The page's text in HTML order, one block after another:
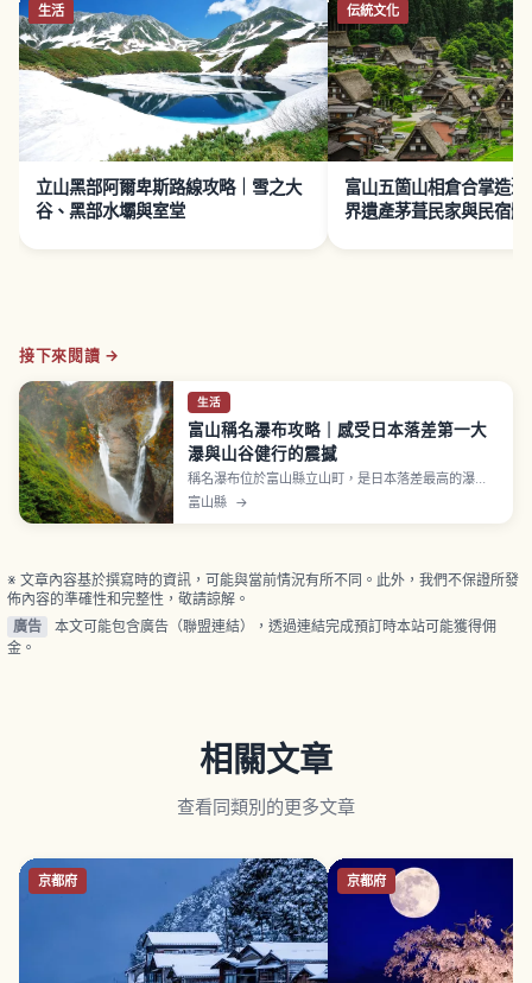
生活
立山黑部阿爾卑斯路線攻略｜雪之大
谷、黑部水壩與室堂
伝統文化
富山五箇山相倉合掌造
界遺產茅葺民家與民宿體
接下來閱讀 →
生活
富山稱名瀑布攻略｜感受日本落差第一大
瀑與山谷健行的震撼
稱名瀑布位於富山縣立山町，是日本落差最高的瀑
布，高達350公尺，春季雪融時還有期間限定的「榛
富山縣 →
※ 文章內容基於撰寫時的資訊，可能與當前情況有所不同。此外，我們不保證所發
佈內容的準確性和完整性，敬請諒解。
廣告
本文可能包含廣告（聯盟連結），透過連結完成預訂時本站可能獲得佣
金。
相關文章
查看同類別的更多文章
京都府 京都府